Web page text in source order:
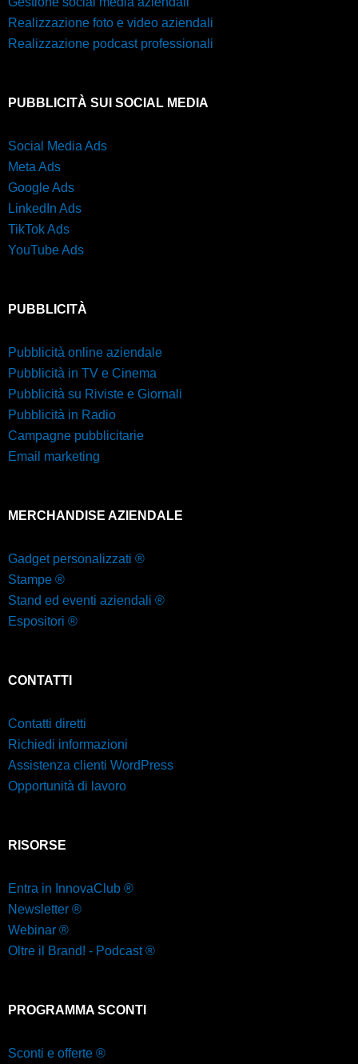
Realizzazione foto e video aziendali
Realizzazione podcast professionali
PUBBLICITÀ SUI SOCIAL MEDIA
Social Media Ads
Meta Ads
Google Ads
LinkedIn Ads
TikTok Ads
YouTube Ads
PUBBLICITÀ
Pubblicità online aziendale
Pubblicità in TV e Cinema
Pubblicità su Riviste e Giornali
Pubblicità in Radio
Campagne pubblicitarie
Email marketing
MERCHANDISE AZIENDALE
Gadget personalizzati ®
Stampe ®
Stand ed eventi aziendali ®
Espositori ®
CONTATTI
Contatti diretti
Richiedi informazioni
Assistenza clienti WordPress
Opportunità di lavoro
RISORSE
Entra in InnovaClub ®
Newsletter ®
Webinar ®
Oltre il Brand! - Podcast ®
PROGRAMMA SCONTI
Sconti e offerte ®